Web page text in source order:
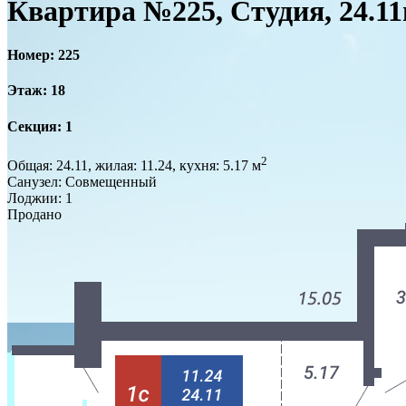
Квартира №225, Студия,
Номер: 225
Этаж: 18
Секция: 1
Общая: 24.11, жилая: 11.24, кухня: 5.17 м2
Санузел: Совмещенный
Лоджии: 1
Продано